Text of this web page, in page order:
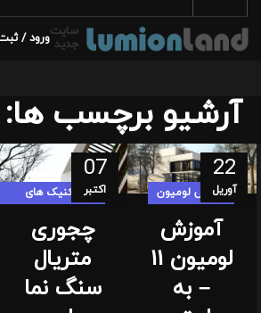
سایت
جدید ورود /
آرشیو برچسب ها:
22
آوریلآموزش لومیون
آموزش
لومیون 11
– به
07
اکتبر
تکنیک های
چجوری
متریال
سنگ نما